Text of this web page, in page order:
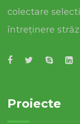
colectare
întreținere
Proiecte